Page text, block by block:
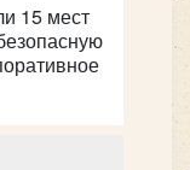
15 мест